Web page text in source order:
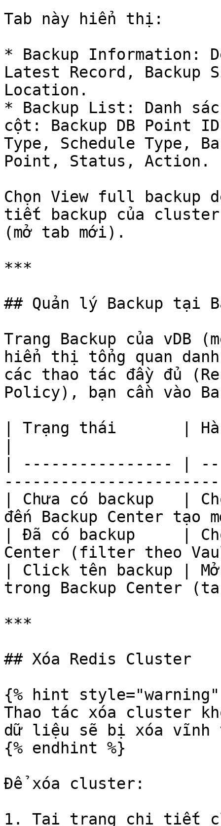
Tab này hiển thị:
* Backup Information:
Latest Record, Backup
Location.
* Backup List: Danh
cột: Backup DB Point
Type, Schedule Type,
Point, Status, Action.
Chọn View full backup
tiết backup của cluster
(mở tab mới).
***
## Quản lý Backup tại
Trang Backup của vDB
hiển thị tổng quan
các thao tác đầy đủ
Policy), bạn cần vào
| Trạng thái       |
| ---------------- |
| Chưa có backup   |
đến Backup Center
| Đã có backup     |
Center (filter theo
| Click tên backup |
trong Backup Center
***
## Xóa Redis Cluster
{% hint style="warning"
Thao tác xóa cluster
dữ liệu sẽ bị xóa vĩnh
{% endhint %}
Để xóa cluster:
1. Tại trang chi tiết